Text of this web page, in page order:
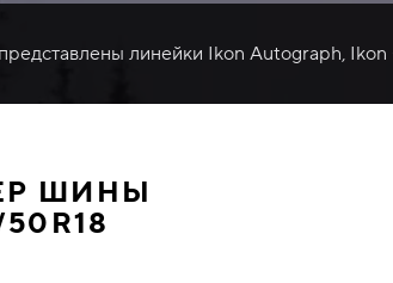
линейки Ikon Autograph,
ШИНЫ